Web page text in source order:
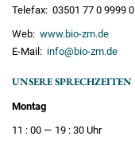
Telefax: 03501 77 0 9999 0
Web: www.bio-zm.de
E-Mail: info@bio-zm.de
UNSERE SPRECHZEITEN
Montag
11 : 00
19 : 30